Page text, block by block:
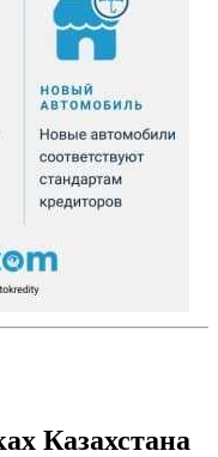
Казахстана